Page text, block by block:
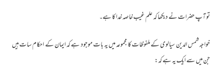
تو آپ حضرات نے دیکھا کہ علم غیب خاصہ خدا کا ہے۔
خواجہ شمس الدین سیالوی کے ملفوظات کا مجموعہ میں یہ بات موجود ہے کہ ایمان کے احکام سات ہیں
جن میں سے ایک یہ ہے کہ: